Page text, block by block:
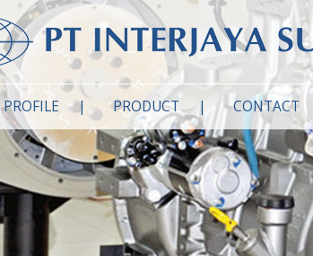
PROFILE PRODUCT CONTACT